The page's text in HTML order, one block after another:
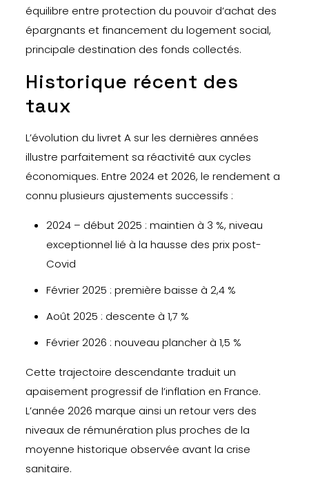
équilibre entre protection du pouvoir d’achat des
épargnants et financement du logement social,
principale destination des fonds collectés.
Historique récent des
taux
L’évolution du livret A sur les dernières années
illustre parfaitement sa réactivité aux cycles
économiques. Entre 2024 et 2026, le rendement a
connu plusieurs ajustements successifs :
2024 – début 2025 : maintien à 3 %, niveau
exceptionnel lié à la hausse des prix post-
Covid
Février 2025 : première baisse à 2,4 %
Août 2025 : descente à 1,7 %
Février 2026 : nouveau plancher à 1,5 %
Cette trajectoire descendante traduit un
apaisement progressif de l’inflation en France.
L’année 2026 marque ainsi un retour vers des
niveaux de rémunération plus proches de la
moyenne historique observée avant la crise
sanitaire.